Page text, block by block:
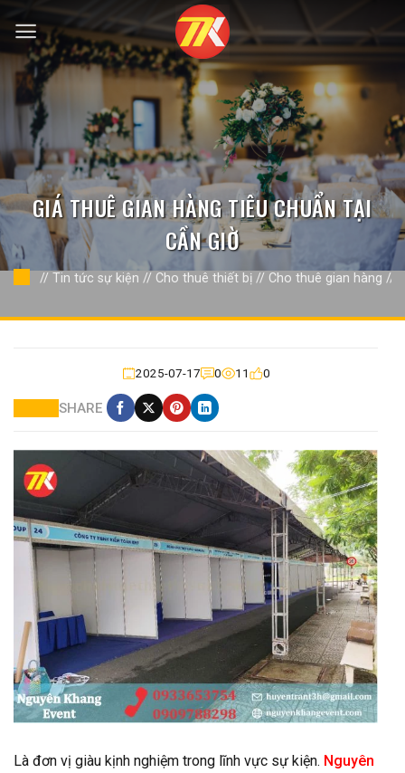
qua
nội
dung
GIÁ THUÊ GIAN HÀNG TIÊU CHUẨN TẠI
CẦN GIỜ
// Tin tức sự kiện // Cho thuê thiết bị // Cho thuê gian hàng //
2025-07-17 0 11 0
SHARE
Là đơn vị giàu kịnh nghiệm trong lĩnh vực sự kiện. Nguyên